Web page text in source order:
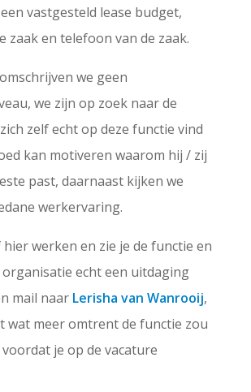
vastgesteld lease budget,
zaak en telefoon van de zaak.
we geen
we zijn op zoek naar de
zelf echt op deze functie vind
kan motiveren waarom hij / zij
past, daarnaast kijken we
werkervaring.
werken en zie je de functie en
echt een uitdaging
mail naar Lerisha van Wanrooij,
wat meer omtrent de functie zou
je op de vacature